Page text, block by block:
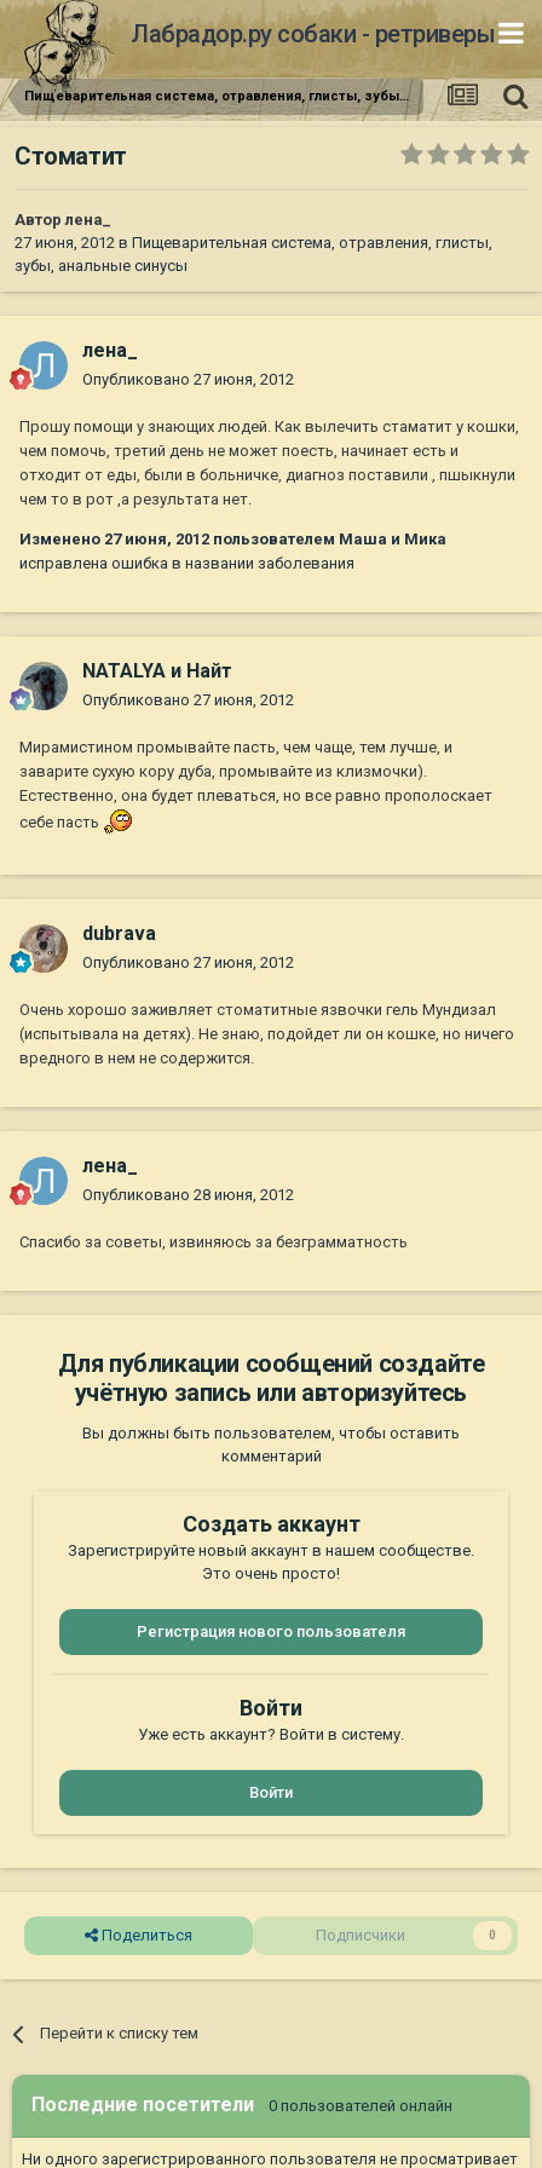
Лабрадор.ру собаки - ретриверы
Пищеварительная система, отравления, глисты, зубы, анальные синусы
Стоматит
Авторлена_
27 июня, 2012 в Пищеварительная система, отравления, глисты,
зубы, анальные синусы
лена_
Опубликовано 27 июня, 2012
Прошу помощи у знающих людей. Как вылечить стаматит у кошки,
чем помочь, третий день не может поесть, начинает есть и
отходит от еды, были в больничке, диагноз поставили , пшыкнули
чем то в рот ,а результата нет.
Изменено 27 июня, 2012 пользователем Маша и Мика
исправлена ошибка в названии заболевания
NATALYA и Найт
Опубликовано 27 июня, 2012
Мирамистином промывайте пасть, чем чаще, тем лучше, и
заварите сухую кору дуба, промывайте из клизмочки).
Естественно, она будет плеваться, но все равно прополоскает
себе пасть
dubrava
Опубликовано 27 июня, 2012
Очень хорошо заживляет стоматитные язвочки гель Мундизал
(испытывала на детях). Не знаю, подойдет ли он кошке, но ничего
вредного в нем не содержится.
лена_
Опубликовано 28 июня, 2012
Спасибо за советы, извиняюсь за безграмматность
Для публикации сообщений создайте
учётную запись или авторизуйтесь
Вы должны быть пользователем, чтобы оставить
комментарий
Создать аккаунт
Зарегистрируйте новый аккаунт в нашем сообществе.
Это очень просто!
Регистрация нового пользователя
Войти
Уже есть аккаунт? Войти в систему.
Войти
Поделиться Подписчики 0
Перейти к списку тем
Последние посетители 0 пользователей онлайн
Ни одного зарегистрированного пользователя не просматривает